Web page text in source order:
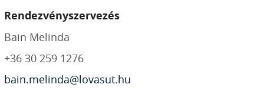
Rendezvényszervezés
Bain Melinda
+36 30 259 1276
bain.melinda@lovasut.hu